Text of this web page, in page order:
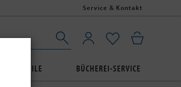
Service & Kontakt
BUCHPROFILE BÜCHEREI-SERVICE